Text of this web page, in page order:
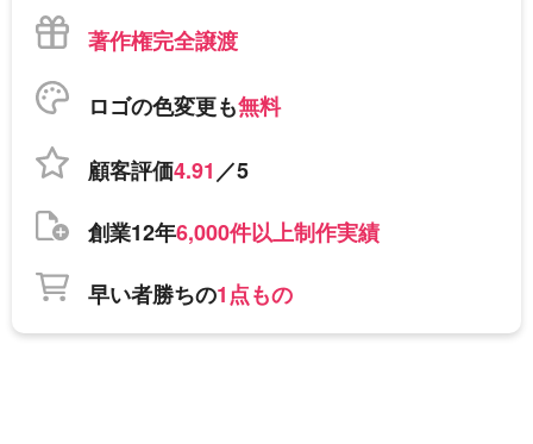
著作権完全譲渡
ロゴの色変更も無料
顧客評価4.91／5
創業12年6,000件以上制作実績
早い者勝ちの1点もの